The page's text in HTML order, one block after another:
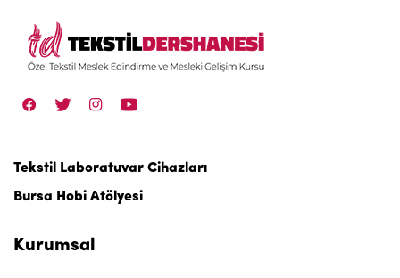
Tekstil Laboratuvar Cihazları
Bursa Hobi Atölyesi
Kurumsal